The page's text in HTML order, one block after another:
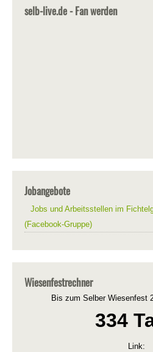
selb-live.de - Fan werden
Jobangebote
Jobs und Arbeitsstellen im
(Facebook-Gruppe)
Wiesenfestrechner
Bis zum Selber Wiesenfest
334
Link: